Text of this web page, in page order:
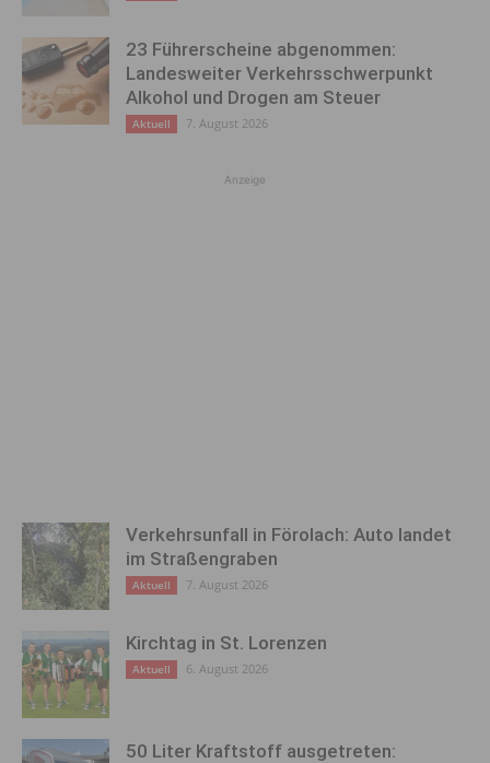
23 Führerscheine abgenommen:
Landesweiter Verkehrsschwerpunkt
Alkohol und Drogen am Steuer
Aktuell 7. August 2026
Anzeige
Verkehrsunfall in Förolach: Auto landet
im Straßengraben
Aktuell 7. August 2026
Kirchtag in St. Lorenzen
Aktuell 6. August 2026
50 Liter Kraftstoff ausgetreten: